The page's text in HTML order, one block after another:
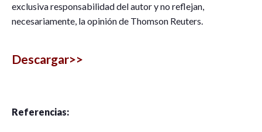
exclusiva responsabilidad del autor y no reflejan,
necesariamente, la opinión de Thomson Reuters.
Descargar>>
Referencias: